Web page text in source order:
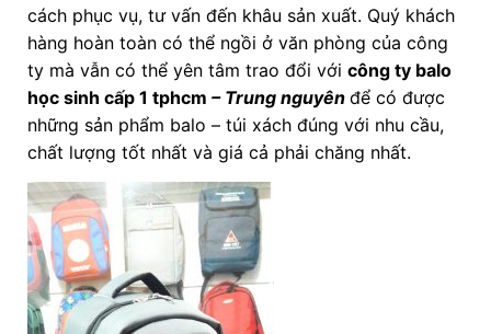
cách phục vụ, tư vấn đến khâu sản xuất. Quý khách
hàng hoàn toàn có thể ngồi ở văn phòng của công
ty mà vẫn có thể yên tâm trao đổi với công ty balo
học sinh cấp 1 tphcm – Trung nguyên để có được
những sản phẩm balo – túi xách đúng với nhu cầu,
chất lượng tốt nhất và giá cả phải chăng nhất.